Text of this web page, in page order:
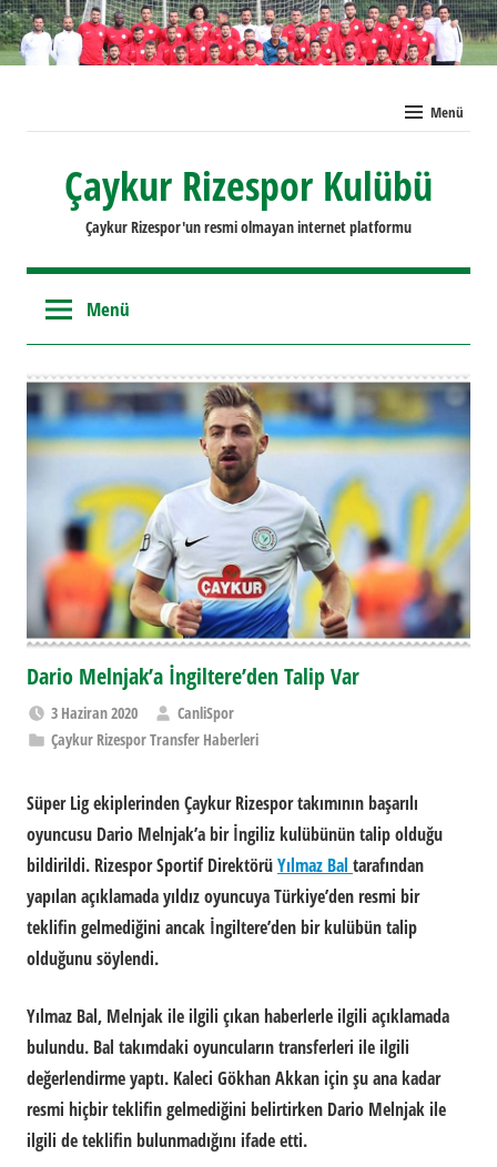
İçeriğe
geç
Menü
Çaykur Rizespor Kulübü
Çaykur Rizespor'un resmi olmayan internet platformu
Menü
Dario Melnjak’a İngiltere’den Talip Var
3 Haziran 2020
CanliSpor
Çaykur Rizespor Transfer Haberleri
Süper Lig ekiplerindenÇaykur Rizesportakımının başarılı
oyuncusu Dario Melnjak’a bir İngiliz kulübünün talip olduğu
bildirildi. Rizespor Sportif DirektörüYılmaz Bal tarafından
yapılan açıklamada yıldız oyuncuya Türkiye’den resmi bir
teklifin gelmediğini ancak İngiltere’den bir kulübün talip
olduğunu söylendi.
Yılmaz Bal, Melnjak ile ilgili çıkan haberlerle ilgili açıklamada
bulundu. Bal takımdaki oyuncuların transferleri ile ilgili
değerlendirme yaptı. Kaleci Gökhan Akkan için şu ana kadar
resmi hiçbir teklifin gelmediğini belirtirken Dario Melnjak ile
ilgili de teklifin bulunmadığını ifade etti.